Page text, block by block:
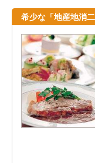
希少な「地産地消